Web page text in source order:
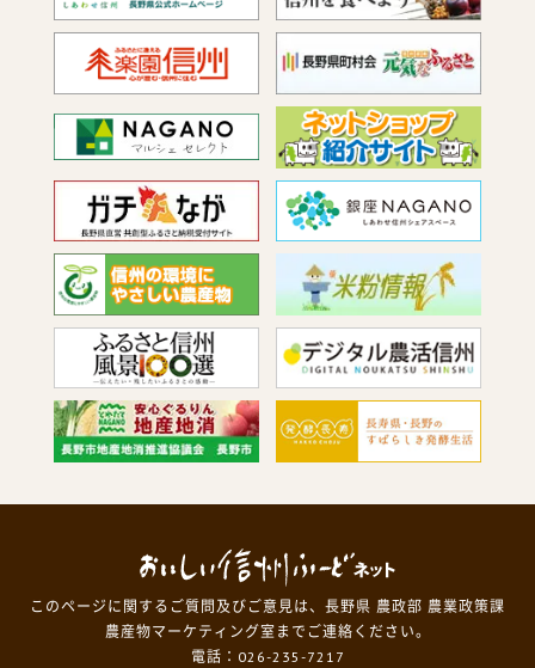
このページに関するご質問及びご意見は、長野県 農政部 農業政策課
農産物マーケティング室までご連絡ください。
電話：026-235-7217